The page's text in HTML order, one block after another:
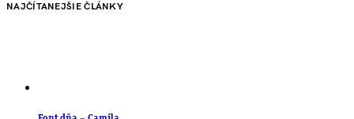
NAJČÍTANEJŠIE ČLÁNKY